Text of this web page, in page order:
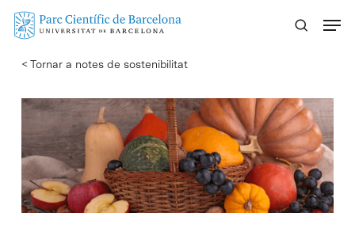
Skip
content
< Tornar a notes de sostenibilitat